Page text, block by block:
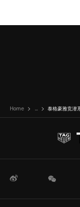
Home ... 泰格豪雅竞潜
微博